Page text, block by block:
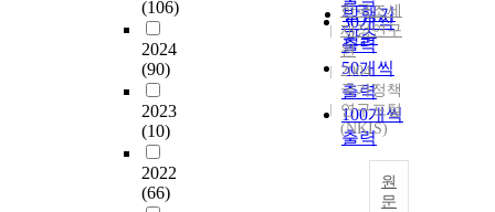
(106)
2024
(90)
2023
(10)
2022
(66)
발행기
관순
30개씩
출력
50개씩
출력
100개씩
출력
한국조세
재정연구
원
2004
국가정책
연구포털
(NKIS)
원
문